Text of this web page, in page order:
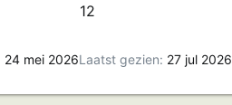
12
24 mei 2026Laatst gezien 27 jul 2026